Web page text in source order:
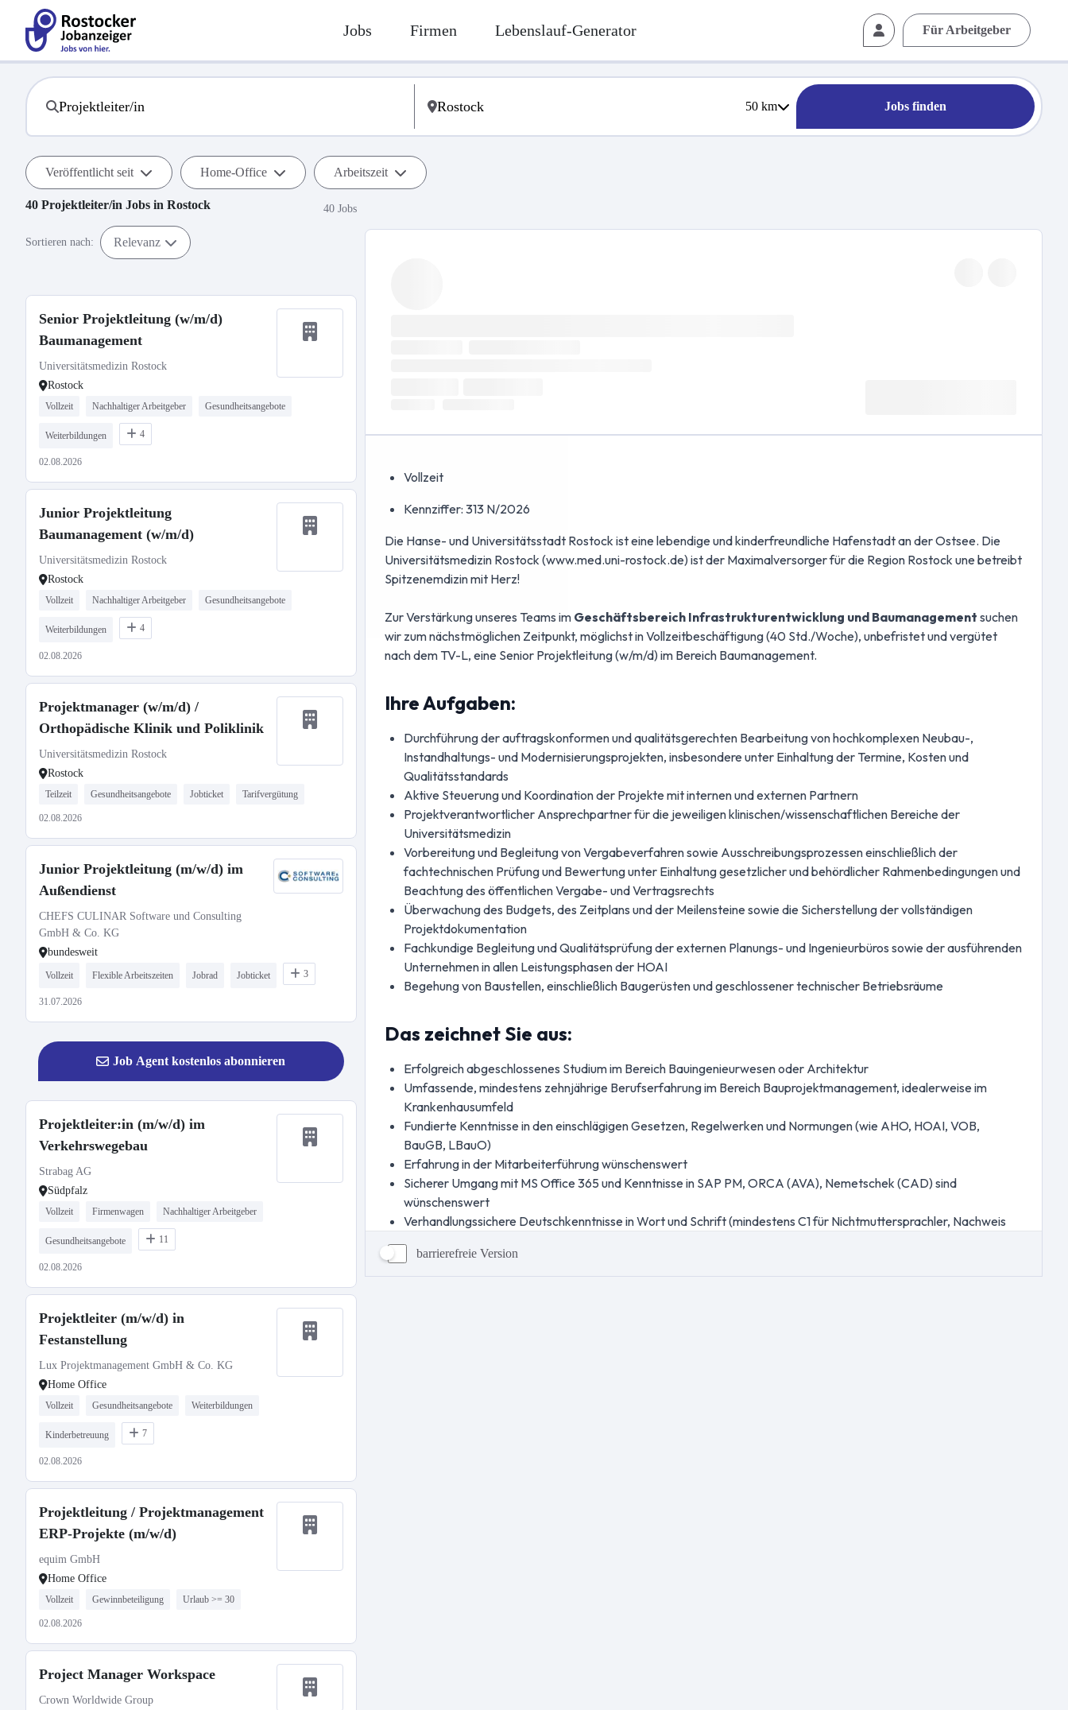
Jobs Firmen Lebenslauf-Generator Für Arbeitgeber
50km Jobs finden
Veröffentlicht seit Home-Office Arbeitszeit
40 Projektleiter/in Jobs in Rostock 40 Jobs
Sortieren nach: Relevanz
Senior Projektleitung (w/m/d)
Baumanagement
Universitätsmedizin Rostock
Rostock
Vollzeit Nachhaltiger Arbeitgeber Gesundheitsangebote
Weiterbildungen 4
02.08.2026
Junior Projektleitung
Baumanagement (w/m/d)
Universitätsmedizin Rostock
Rostock
Vollzeit Nachhaltiger Arbeitgeber Gesundheitsangebote
Weiterbildungen 4
02.08.2026
Projektmanager (w/m/d) /
Orthopädische Klinik und Poliklinik
Universitätsmedizin Rostock
Rostock
Teilzeit Gesundheitsangebote Jobticket Tarifvergütung
02.08.2026
Junior Projektleitung (m/w/d) im
Außendienst
CHEFS CULINAR Software und Consulting
GmbH & Co. KG
bundesweit
Vollzeit Flexible Arbeitszeiten Jobrad Jobticket 3
31.07.2026
Job Agent kostenlos abonnieren
Projektleiter:in (m/w/d) im
Verkehrswegebau
Strabag AG
Südpfalz
Vollzeit Firmenwagen Nachhaltiger Arbeitgeber
Gesundheitsangebote 11
02.08.2026
Projektleiter (m/w/d) in
Festanstellung
Lux Projektmanagement GmbH & Co. KG
Home Office
Vollzeit Gesundheitsangebote Weiterbildungen
Kinderbetreuung 7
02.08.2026
Projektleitung / Projektmanagement
ERP-Projekte (m/w/d)
equim GmbH
Home Office
Vollzeit Gewinnbeteiligung Urlaub >= 30
02.08.2026
Project Manager Workspace
Crown Worldwide Group
barrierefreie Version